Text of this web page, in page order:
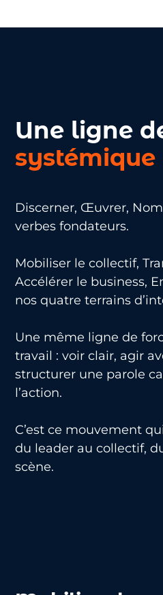
Une ligne
systémique
Discerner, Œuvrer,
verbes fondateurs.
Mobiliser le collectif,
Accélérer le business,
nos quatre terrains
Une même ligne de
travail : voir clair, agir
structurer une parole
l’action.
C’est ce mouvement
du leader au collectif,
scène.